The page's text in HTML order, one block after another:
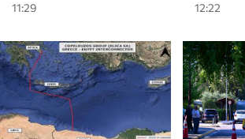
11:29
12:22